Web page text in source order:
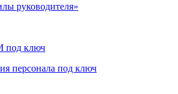
руководителя»
под ключ
персонала под ключ